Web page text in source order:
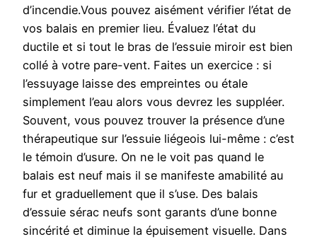
d’incendie.Vous pouvez aisément vérifier l’état de
vos balais en premier lieu. Évaluez l’état du
ductile et si tout le bras de l’essuie miroir est bien
collé à votre pare-vent. Faites un exercice : si
l’essuyage laisse des empreintes ou étale
simplement l’eau alors vous devrez les suppléer.
Souvent, vous pouvez trouver la présence d’une
thérapeutique sur l’essuie liégeois lui-même : c’est
le témoin d’usure. On ne le voit pas quand le
balais est neuf mais il se manifeste amabilité au
fur et graduellement que il s’use. Des balais
d’essuie sérac neufs sont garants d’une bonne
sincérité et diminue la épuisement visuelle. Dans